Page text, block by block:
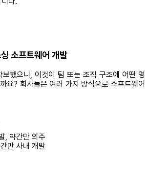
소프트웨어 개발
보했으니, 이것이 팀 또는 조직 구조에 어떤 영
요? 회사들은 여러 가지 방식으로 소프트웨어
, 약간만 외주
만 사내 개발